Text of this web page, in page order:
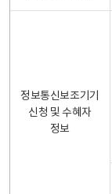
정보통신보조기기
신청 및 수혜자
정보